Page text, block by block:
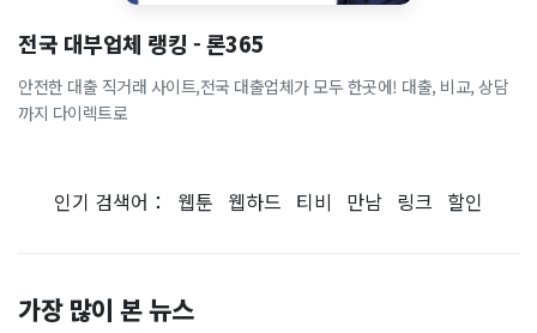
전국 대부업체 랭킹 - 론365
안전한 대출 직거래 사이트,전국 대출업체가 모두 한곳에! 대출, 비교, 상담
까지 다이렉트로
인기 검색어： 웹툰 웹하드 티비 만남 링크 할인
가장 많이 본 뉴스